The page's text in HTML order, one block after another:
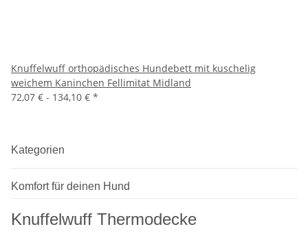
Knuffelwuff orthopädisches Hundebett mit kuschelig
weichem Kaninchen Fellimitat Midland
72,07 € - 134,10 € *
Kategorien
Komfort für deinen Hund
Knuffelwuff Thermodecke